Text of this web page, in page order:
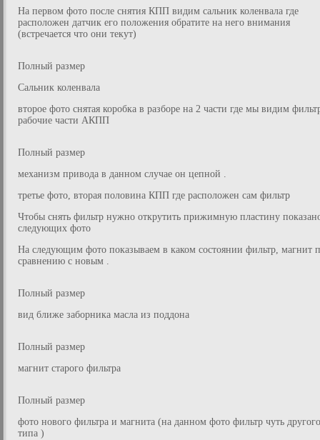
На первом фото после снятия КПП видим сальник коленвала где
расположен датчик его положения обратите на него внимания
(встречается что они текут)
Полный размер
Сальник коленвала
второе фото снятая коробка в разборе на 2 части где мы видим
рабочие части АКПП
Полный размер
механизм привода в данном случае он цепной .
третье фото, вторая половина КПП где расположен сам фильтр
Чтобы снять фильтр нужно открутить прижимную пластину
следующих фото
На следующим фото показываем в каком состоянии фильтр, магнит
сравнению с новым .
Полный размер
вид ближе заборника масла из поддона
Полный размер
магнит старого фильтра
Полный размер
фото нового фильтра и магнита (на данном фото фильтр чуть другого
типа )